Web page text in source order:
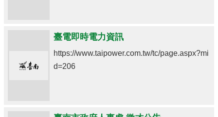
臺電即時電力資訊
https://www.taipower.com.tw/tc/page.aspx?mi
d=206